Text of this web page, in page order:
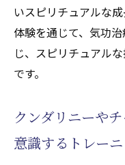
いスピリチュアルな
体験を通じて、気功
じ、スピリチュアル
です。
クンダリニーや
意識するトレー